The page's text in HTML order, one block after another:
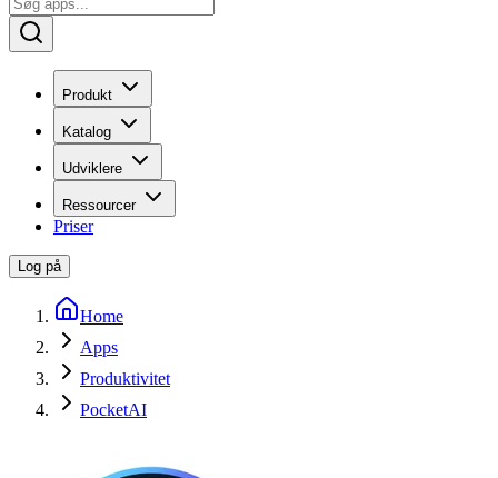
Produkt
Katalog
Udviklere
Ressourcer
Priser
Log på
Home
Apps
Produktivitet
PocketAI